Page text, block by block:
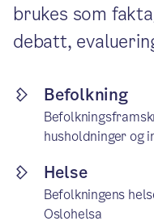
brukes som
debatt,
Befolkning
husholdninger og
Helse
Befolkningens
Oslohelsa